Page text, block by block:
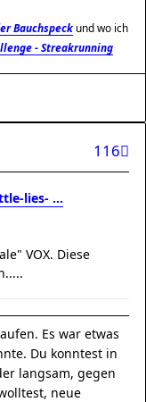
Bauchspeckund wo ich
- Streakrunning
116
lies- ...
VOX. Diese
Es war etwas
Du konntest in
langsam, gegen
neue